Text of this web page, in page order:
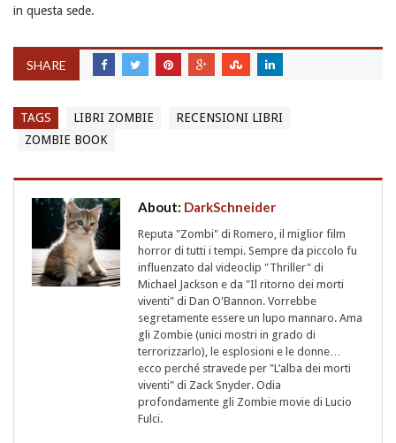
in questa sede.
SHARE
TAGS LIBRI ZOMBIE
RECENSIONI LIBRI
ZOMBIE BOOK
About: DarkSchneider
Reputa "Zombi" di Romero, il miglior film
horror di tutti i tempi. Sempre da piccolo fu
influenzato dal videoclip "Thriller" di
Michael Jackson e da "Il ritorno dei morti
viventi" di Dan O'Bannon. Vorrebbe
segretamente essere un lupo mannaro. Ama
gli Zombie (unici mostri in grado di
terrorizzarlo), le esplosioni e le donne…
ecco perché stravede per "L’alba dei morti
viventi" di Zack Snyder. Odia
profondamente gli Zombie movie di Lucio
Fulci.